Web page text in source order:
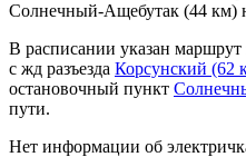
Солнечный-Ащебутак (44 км)
В расписании указан маршрут
с жд разъезда Корсунский (62
остановочный пункт
пути.
Нет информации об